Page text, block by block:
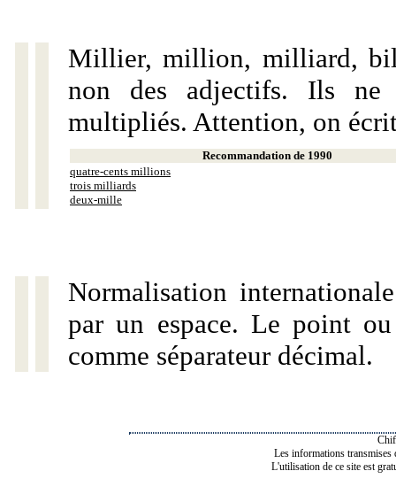
Millier, million, milliard,
non des adjectifs. Ils ne
multipliés. Attention, on
Recommandation de 1990
quatre-cents millions
trois milliards
deux-mille
Normalisation
par un espace. Le point
comme séparateur décimal.
Les informations transmises
L'utilisation de ce site est